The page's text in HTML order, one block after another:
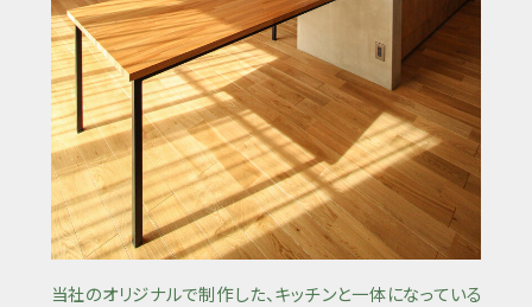
当社のオリジナルで制作した、キッチンと一体になっている